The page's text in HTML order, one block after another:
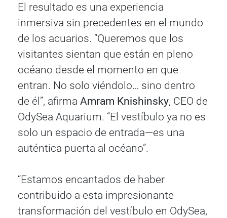
El resultado es una experiencia
inmersiva sin precedentes en el mundo
de los acuarios. “Queremos que los
visitantes sientan que están en pleno
océano desde el momento en que
entran. No solo viéndolo… sino dentro
de él”, afirmaAmram Knishinsky, CEO de
OdySea Aquarium. “El vestíbulo ya no es
solo un espacio de entrada—es una
auténtica puerta al océano”.
“Estamos encantados de haber
contribuido a esta impresionante
transformación del vestíbulo en OdySea,